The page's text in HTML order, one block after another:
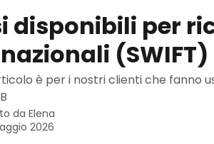
disponibili per
(SWIFT)
è per i nostri clienti che fanno
da Elena
2026